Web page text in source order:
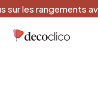
sur les rangements